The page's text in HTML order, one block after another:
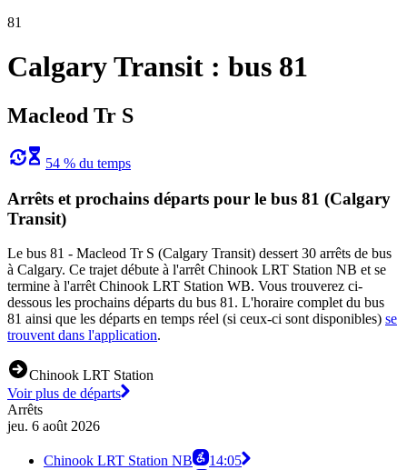
81
Calgary Transit : bus 81
Macleod Tr S
54 % du temps
Arrêts et prochains départs pour le bus 81 (Calgary
Transit)
Le bus 81 - Macleod Tr S (Calgary Transit) dessert 30 arrêts de bus
à Calgary. Ce trajet débute à l'arrêt Chinook LRT Station NB et se
termine à l'arrêt Chinook LRT Station WB. Vous trouverez ci-
dessous les prochains départs du bus 81. L'horaire complet du bus
81 ainsi que les départs en temps réel (si ceux-ci sont disponibles) se
trouvent dans l'application.
Chinook LRT Station
Voir plus de départs
Arrêts
jeu. 6 août 2026
Chinook LRT Station NB
14:05